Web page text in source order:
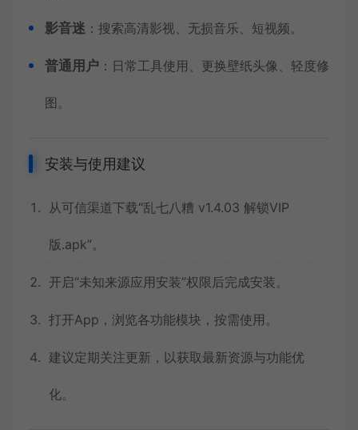
影音迷 ：搜索高清影视、无损音乐、短视频。
普通用户 ：日常工具使用、更换壁纸头像、轻度修
图。
安装与使用建议
从可信渠道下载“乱七八糟 v1.4.03 解锁VIP
版.apk”。
开启“未知来源应用安装”权限后完成安装。
打开App，浏览各功能模块，按需使用。
建议定期关注更新，以获取最新资源与功能优
化。